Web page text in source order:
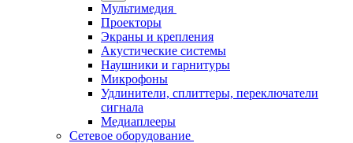
Мультимедия
Проекторы
Экраны и крепления
Акустические системы
Наушники и гарнитуры
Микрофоны
Удлинители, сплиттеры, переключатели
сигнала
Медиаплееры
Сетевое оборудование